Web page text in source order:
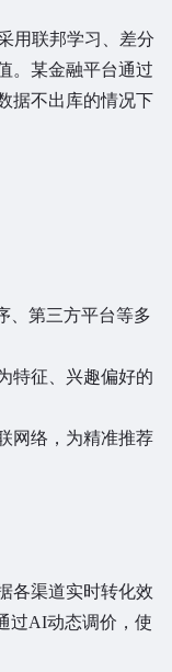
用联邦学习、差分
。某金融平台通过
据不出库的情况下
、第三方平台等多
特征、兴趣偏好的
网络，为精准推荐
各渠道实时转化效
过AI动态调价，使